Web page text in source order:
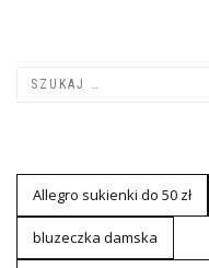
Allegro sukienki do 50 zł
bluzeczka damska